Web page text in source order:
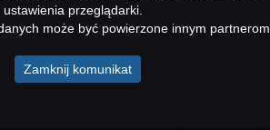
ustawienia przeglądarki.
może być powierzone innym
Zamknij komunikat